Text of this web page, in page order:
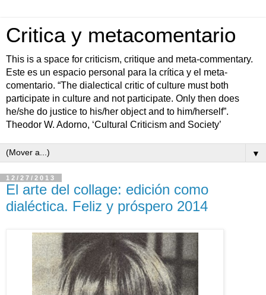
Critica y metacomentario
This is a space for criticism, critique and meta-commentary.
Este es un espacio personal para la crítica y el meta-
comentario. “The dialectical critic of culture must both
participate in culture and not participate. Only then does
he/she do justice to his/her object and to him/herself”.
Theodor W. Adorno, ‘Cultural Criticism and Society’
▼
12/27/2013
El arte del collage: edición como
dialéctica. Feliz y próspero 2014